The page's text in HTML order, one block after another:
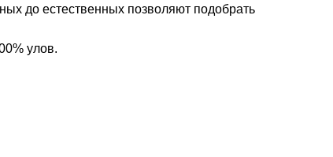
до естественных позволяют подобрать
улов.